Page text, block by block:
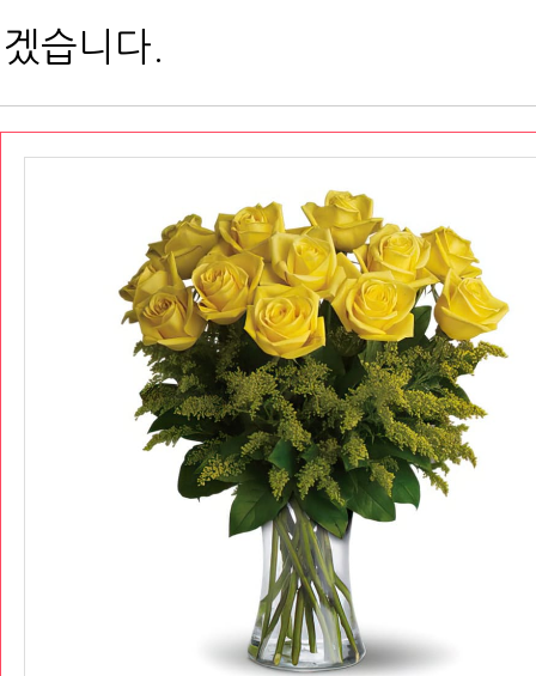
겠습니다.